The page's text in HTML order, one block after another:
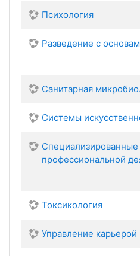
Психология
Разведение с
Санитарная
Системы
Специализированные
профессиональной
Токсикология
Управление карьерой